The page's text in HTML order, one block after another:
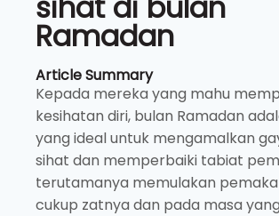
Ramadan
Article Summary
Kepada mereka yang mahu
kesihatan diri, bulan Ramadan
yang ideal untuk mengamalkan
sihat dan memperbaiki tabiat
terutamanya memulakan
cukup zatnya dan pada masa